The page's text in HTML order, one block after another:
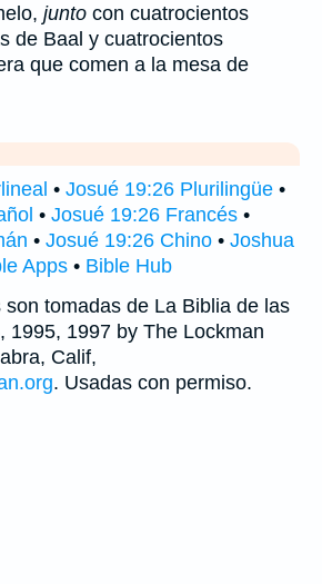
junto con cuatrocientos
de Baal y cuatrocientos
que comen a la mesa de
• Josué 19:26 Plurilingüe •
• Josué 19:26 Francés •
• Josué 19:26 Chino • Joshua
Apps • Bible Hub
tomadas de La Biblia de las
1995, 1997 by The Lockman
Calif,
. Usadas con permiso.